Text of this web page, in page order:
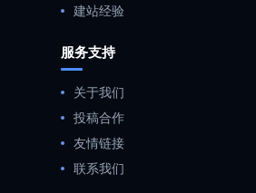
建站经验
服务支持
关于我们
投稿合作
友情链接
联系我们